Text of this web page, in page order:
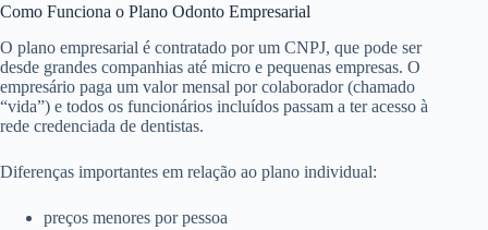
Como Funciona o Plano Odonto Empresarial
O plano empresarial é contratado por um CNPJ, que pode ser
desde grandes companhias até micro e pequenas empresas. O
empresário paga um valor mensal por colaborador (chamado
“vida”) e todos os funcionários incluídos passam a ter acesso à
rede credenciada de dentistas.
Diferenças importantes em relação ao plano individual:
preços menores por pessoa